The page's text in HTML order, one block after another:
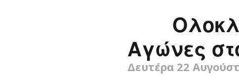
Αγώνες
Δευτέρα 22